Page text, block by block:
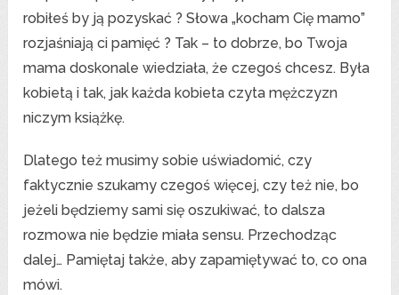
robiłeś by ją pozyskać ? Słowa „kocham Cię mamo”
rozjaśniają ci pamięć ? Tak – to dobrze, bo Twoja
mama doskonale wiedziała, że czegoś chcesz. Była
kobietą i tak, jak każda kobieta czyta mężczyzn
niczym książkę.
Dlatego też musimy sobie uświadomić, czy
faktycznie szukamy czegoś więcej, czy też nie, bo
jeżeli będziemy sami się oszukiwać, to dalsza
rozmowa nie będzie miała sensu. Przechodząc
dalej… Pamiętaj także, aby zapamiętywać to, co ona
mówi.